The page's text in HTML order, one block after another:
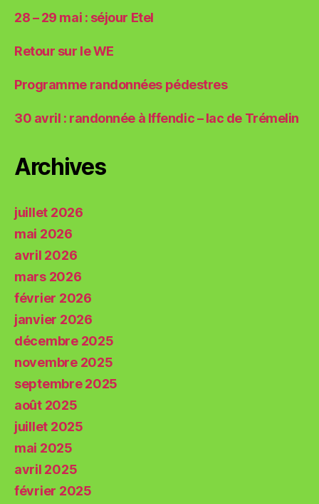
28 – 29 mai : séjour Etel
Retour sur le WE
Programme randonnées pédestres
30 avril : randonnée à Iffendic – lac de Trémelin
Archives
juillet 2026
mai 2026
avril 2026
mars 2026
février 2026
janvier 2026
décembre 2025
novembre 2025
septembre 2025
août 2025
juillet 2025
mai 2025
avril 2025
février 2025